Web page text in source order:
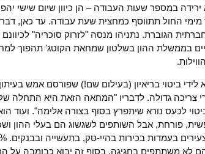
החול תתווסף כמחצית שעת עבודה. עד כאן,
הגוברת. נתניהו מנסה "לזרוק סוכריה"
בממשלת ההון בשלטון שמחאת הקוטג' תהפוך
ביטוי בריאיון (בעילום שם!) שפורסם אמש
צריכה גדולה. לדבריו "המחאה הזאת היא התחלה
ביטוי לכעס נורא שיתפרץ בסוף בצורה אלימה". ועוד
פורחת, אבל השותפים לשגשוג הם בעלי ההון